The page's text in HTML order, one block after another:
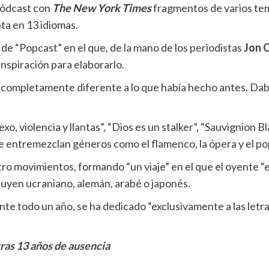
con The New York Timesfragmentos de varios
en 13 idiomas.
“Popcast” en el que, de la mano de los periodistasJon
para elaborarlo.
diferente a lo que había hecho antes.
violencia y llantas”, “Dios es un stalker”, “Sauvignion
entremezclan géneros como el flamenco, la ópera y el
movimientos, formando “un viaje” en el que el oyente
ucraniano, alemán, arabé o japonés.
todo un año, se ha dedicado “exclusivamente a las
13 años de ausencia